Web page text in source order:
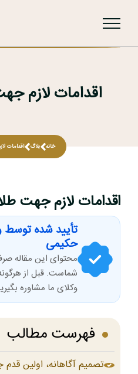
اقدامات لازم
خانه بلاگ اقدامات
اقدامات لازم جهت
تأیید شده
حکیمی
محتوای این مقاله
شماست. قبل از
وکلای ما مشاوره
فهرست مطالب
تصمیم آگاهانه، اولین